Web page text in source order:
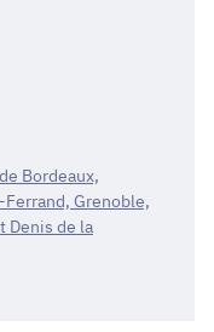
Bordeaux,
Grenoble,
Denis de la